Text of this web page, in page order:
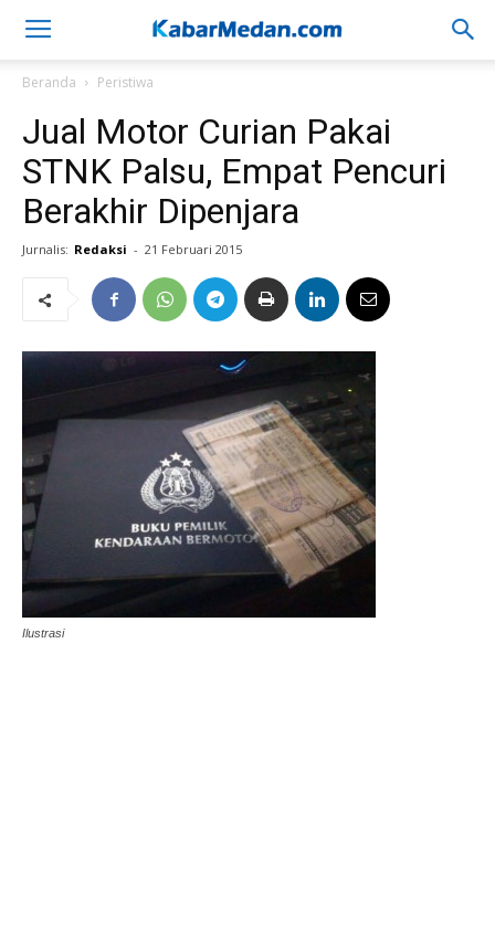
Beranda Peristiwa
Jual Motor Curian Pakai
STNK Palsu, Empat Pencuri
Berakhir Dipenjara
Jurnalis: Redaksi - 21 Februari 2015
Ilustrasi